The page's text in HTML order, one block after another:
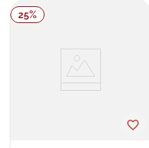
25%6.
roche posay
isdin